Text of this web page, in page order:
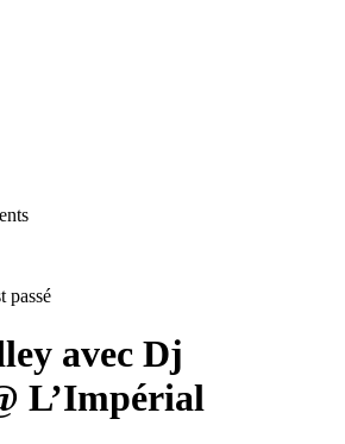
passé
avec Dj
L’Impérial